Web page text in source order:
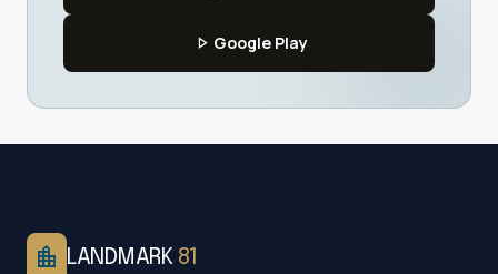
play_arrow Google Play
location_city LANDMARK 81